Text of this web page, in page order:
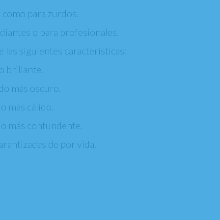
para zurdos.
o para profesionales.
las siguientes características:
brillante.
más oscuro.
más cálido.
más contundente.
de por vida.